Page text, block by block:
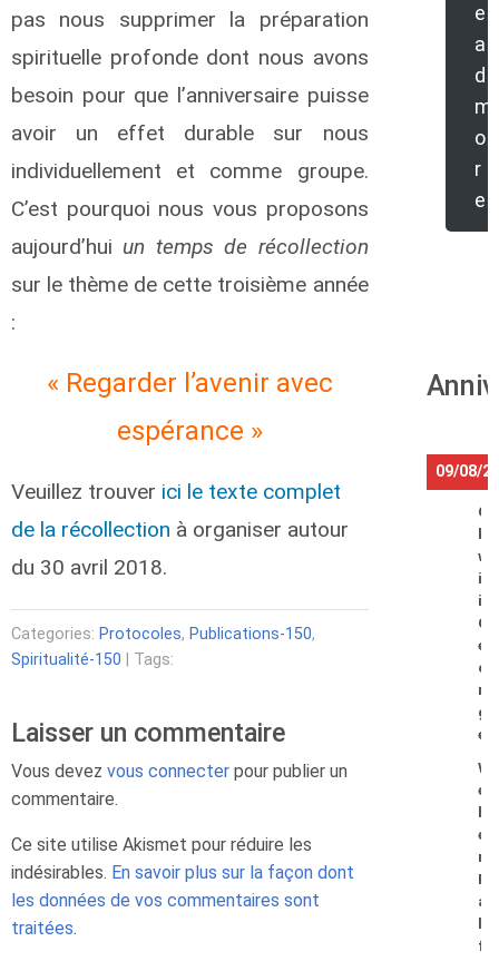
pas nous supprimer la préparation
spirituelle profonde dont nous avons
besoin pour que l’anniversaire puisse
avoir un effet durable sur nous
individuellement et comme groupe.
C’est pourquoi nous vous proposons
aujourd’hui un temps de récollection
sur le thème de cette troisième année
:
« Regarder l’avenir avec
espérance »
Veuillez trouver ici le texte complet
de la récollection à organiser autour
du 30 avril 2018.
Categories: Protocoles, Publications-150,
Spiritualité-150 | Tags:
Laisser un commentaire
Vous devez vous connecter pour publier un
commentaire.
Ce site utilise Akismet pour réduire les
indésirables. En savoir plus sur la façon dont
les données de vos commentaires sont
traitées.
e
a
d
m
o
r
e
09/08/
O
w
i
i
G
e
o
r
g
e
W
e
b
e
r
R
a
f